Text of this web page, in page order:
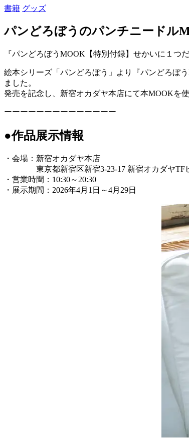
書籍 グッズ
パンどろぼうのパンチニードル
『パンどろぼうMOOK【特別付録】せかいに１
絵本シリーズ「パンどろぼう」より『パンどろぼ
ました。
発売を記念し、新宿オカダヤ本店にて本MOOKを
ーーーーーーーーーーーーーー
●作品展示情報
・会場：新宿オカダヤ本店
東京都新宿区新宿3-23-17 新宿オカダヤTFビ
・営業時間：10:30～20:30
・展示期間：2026年4月1日～4月29日